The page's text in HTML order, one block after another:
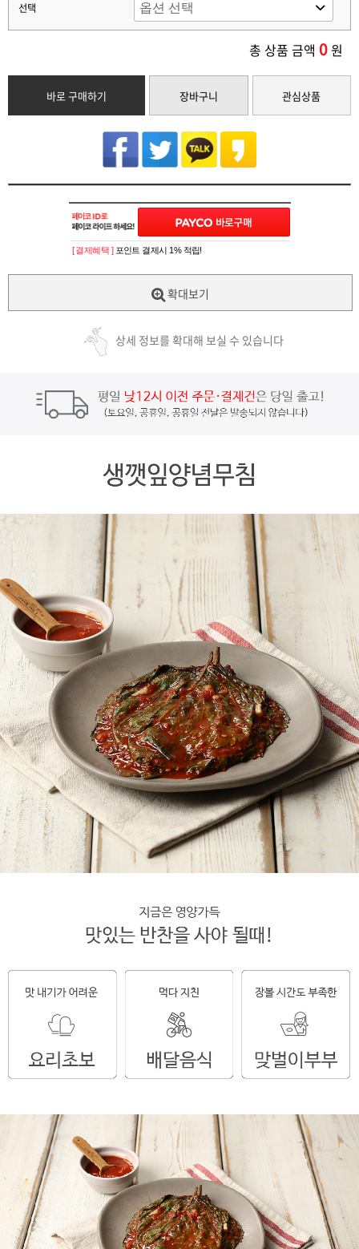
선택
총 상품 금액 0원
바로 구매하기 장바구니 관심상품
페이코 ID로
PAYCO 바로
[ 결제혜택 ] 포인트 결제시 1% 적립!
확대보기
상세 정보를 확대해 보실 수 있습니다